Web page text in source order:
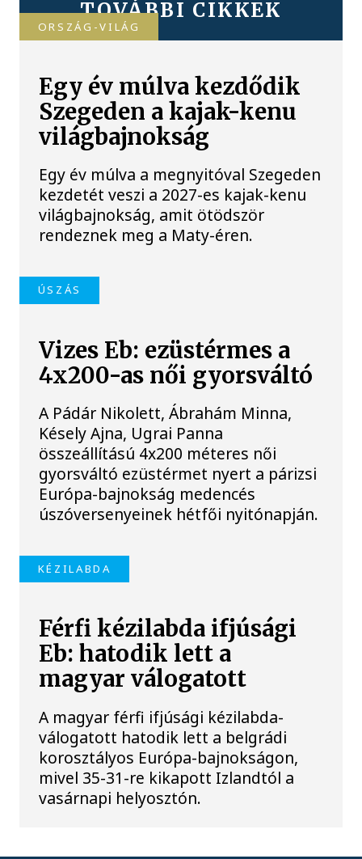
TOVÁBBI CIKKEK
ORSZÁG-VILÁG
Egy év múlva kezdődik
Szegeden a kajak-kenu
világbajnokság
Egy év múlva a megnyitóval Szegeden
kezdetét veszi a 2027-es kajak-kenu
világbajnokság, amit ötödször
rendeznek meg a Maty-éren.
ÚSZÁS
Vizes Eb: ezüstérmes a
4x200-as női gyorsváltó
A Pádár Nikolett, Ábrahám Minna,
Késely Ajna, Ugrai Panna
összeállítású 4x200 méteres női
gyorsváltó ezüstérmet nyert a párizsi
Európa-bajnokság medencés
úszóversenyeinek hétfői nyitónapján.
KÉZILABDA
Férfi kézilabda ifjúsági
Eb: hatodik lett a
magyar válogatott
A magyar férfi ifjúsági kézilabda-
válogatott hatodik lett a belgrádi
korosztályos Európa-bajnokságon,
mivel 35-31-re kikapott Izlandtól a
vasárnapi helyosztón.